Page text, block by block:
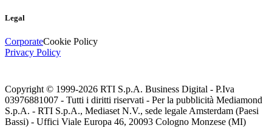
Legal
CorporateCookie Policy
Privacy Policy
Copyright © 1999-2026 RTI S.p.A. Business Digital - P.Iva
03976881007 - Tutti i diritti riservati - Per la pubblicità Mediamond
S.p.A. - RTI S.p.A., Mediaset N.V., sede legale Amsterdam (Paesi
Bassi) - Uffici Viale Europa 46, 20093 Cologno Monzese (MI)